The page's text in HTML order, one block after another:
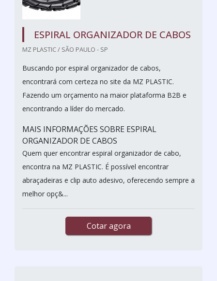
ESPIRAL ORGANIZADOR DE CABOS
MZ PLASTIC / SÃO PAULO - SP
Buscando por espiral organizador de cabos,
encontrará com certeza no site da MZ PLASTIC.
Fazendo um orçamento na maior plataforma B2B e
encontrando a líder do mercado.
MAIS INFORMAÇÕES SOBRE ESPIRAL
ORGANIZADOR DE CABOS
Quem quer encontrar espiral organizador de cabo,
encontra na MZ PLASTIC. É possível encontrar
abraçadeiras e clip auto adesivo, oferecendo sempre a
melhor opç&...
Cotar agora